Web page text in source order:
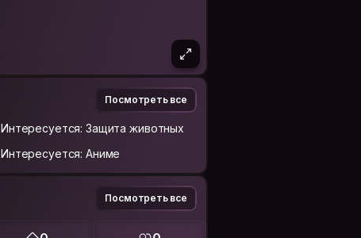
Посмотреть все
Интересуется: Защита животных
Интересуется: Аниме
Посмотреть все